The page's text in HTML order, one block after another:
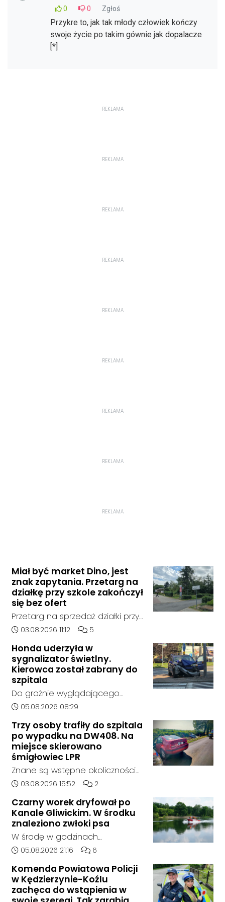
0 0 Zgłoś
Przykre to, jak tak młody człowiek kończy
swoje życie po takim gównie jak dopalacze
[*]
REKLAMA
REKLAMA
REKLAMA
REKLAMA
REKLAMA
REKLAMA
REKLAMA
REKLAMA
REKLAMA
Miał być market Dino, jest
znak zapytania. Przetarg na
działkę przy szkole zakończył
się bez ofert
Przetarg na sprzedaż działki przy
Zespole Szkół Technicznych i
Kędzierzynie-Koźlu zakończył się
bez rozstrzygnięcia. Mimo
wcześniejszego zainteresowania
terenem ze strony sieci Dino, do
postępowania nie zgłosił się
żaden oferent.
Data dodania artykułu:
03.08.2026 11:12 Liczba komentarzy artykułu:
5
Honda uderzyła w
sygnalizator świetlny.
Kierowca został zabrany do
szpitala
Do groźnie wyglądającego
zdarzenia drogowego doszło w
godziny 6:30 kierujący
samochodem marki Honda
zjechał z drogi i uderzył w
sygnalizator świetlny.
Data dodania artykułu:
05.08.2026 08:29
Trzy osoby trafiły do szpitala
po wypadku na DW408. Na
miejsce skierowano
śmigłowiec LPR
Znane są wstępne okoliczności
zdarzenia drogowego, do
14:30 na drodze wojewódzkiej nr
408 pomiędzy Starym Koźlem a
Bierawą.
Data dodania artykułu:
03.08.2026 15:52 Liczba komentarzy artykułu:
2
Czarny worek dryfował po
Kanale Gliwickim. W środku
znaleziono zwłoki psa
W środę w godzinach
popołudniowych służby zostały
Gliwicki po zgłoszeniu od
zaniepokojonego świadka.
Osoba zgłaszająca zauważyła
Data dodania artykułu:
05.08.2026 21:16 Liczba komentarzy artykułu:
6
Komenda Powiatowa Policji
w Kędzierzynie-Koźlu
zachęca do wstąpienia w